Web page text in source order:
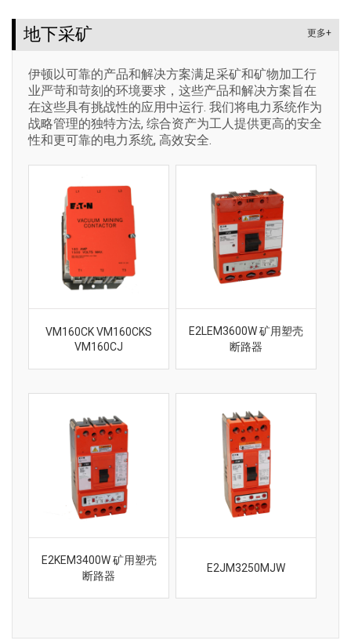
地下采矿 更多+
伊顿以可靠的产品和解决方案满足采矿和矿物加工行
业严苛和苛刻的环境要求，这些产品和解决方案旨在
在这些具有挑战性的应用中运行. 我们将电力系统作为
战略管理的独特方法, 综合资产为工人提供更高的安全
性和更可靠的电力系统, 高效安全.
VM160CK VM160CKS
VM160CJ
E2LEM3600W 矿用塑壳
断路器
E2KEM3400W 矿用塑壳
断路器
E2JM3250MJW